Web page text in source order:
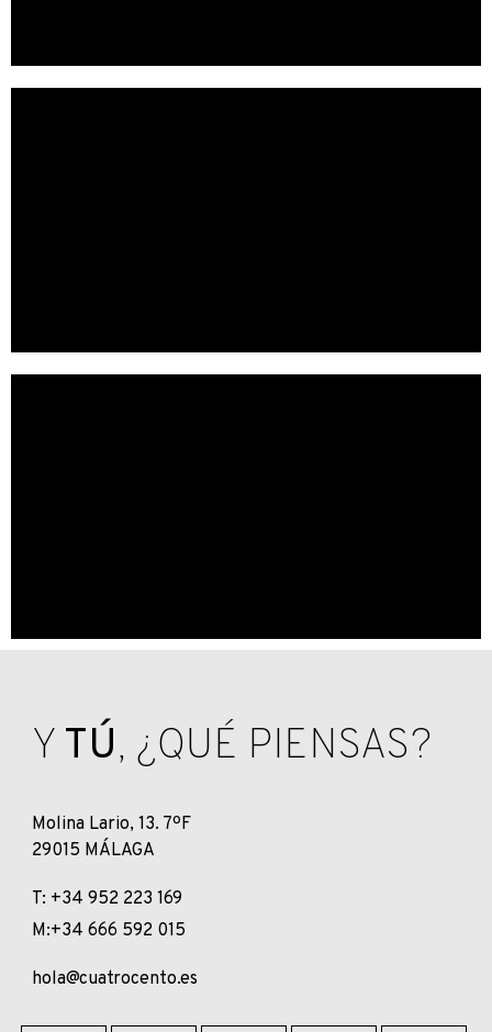
Y TÚ, ¿QUÉ PIENSAS?
Molina Lario, 13. 7ºF
29015 MÁLAGA
T: +34 952 223 169
M:+34 666 592 015
hola@cuatrocento.es